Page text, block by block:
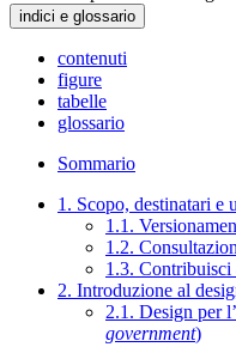
indici e glossario
contenuti
figure
tabelle
glossario
Sommario
1. Scopo, destinatari e
1.1.
1.2.
1.3. Contribuisci
2. Introduzione al
2.1. Design per
government)